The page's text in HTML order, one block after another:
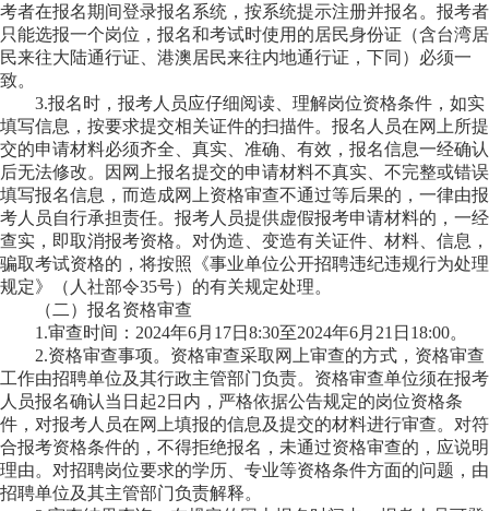
考者在报名期间登录报名系统，按系统提示注册并报名。报考者
只能选报一个岗位，报名和考试时使用的居民身份证（含台湾居
民来往大陆通行证、港澳居民来往内地通行证，下同）必须一
致。
3.报名时，报考人员应仔细阅读、理解岗位资格条件，如实
填写信息，按要求提交相关证件的扫描件。报名人员在网上所提
交的申请材料必须齐全、真实、准确、有效，报名信息一经确认
后无法修改。因网上报名提交的申请材料不真实、不完整或错误
填写报名信息，而造成网上资格审查不通过等后果的，一律由报
考人员自行承担责任。报考人员提供虚假报考申请材料的，一经
查实，即取消报考资格。对伪造、变造有关证件、材料、信息，
骗取考试资格的，将按照《事业单位公开招聘违纪违规行为处理
规定》（人社部令35号）的有关规定处理。
（二）报名资格审查
1.审查时间：2024年6月17日8:30至2024年6月21日18:00。
2.资格审查事项。资格审查采取网上审查的方式，资格审查
工作由招聘单位及其行政主管部门负责。资格审查单位须在报考
人员报名确认当日起2日内，严格依据公告规定的岗位资格条
件，对报考人员在网上填报的信息及提交的材料进行审查。对符
合报考资格条件的，不得拒绝报名，未通过资格审查的，应说明
理由。对招聘岗位要求的学历、专业等资格条件方面的问题，由
招聘单位及其主管部门负责解释。